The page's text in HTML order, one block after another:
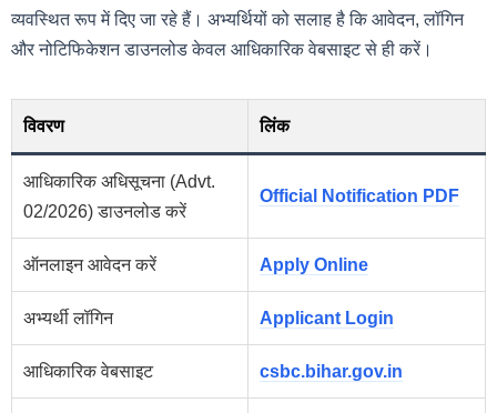
व्यवस्थित रूप में दिए जा रहे हैं। अभ्यर्थियों को सलाह है कि आवेदन, लॉगिन
और नोटिफिकेशन डाउनलोड केवल आधिकारिक वेबसाइट से ही करें।
विवरण लिंक
आधिकारिक अधिसूचना (Advt.
02/2026) डाउनलोड करें
Official Notification PDF
ऑनलाइन आवेदन करें Apply Online
अभ्यर्थी लॉगिन Applicant Login
आधिकारिक वेबसाइट csbc.bihar.gov.in